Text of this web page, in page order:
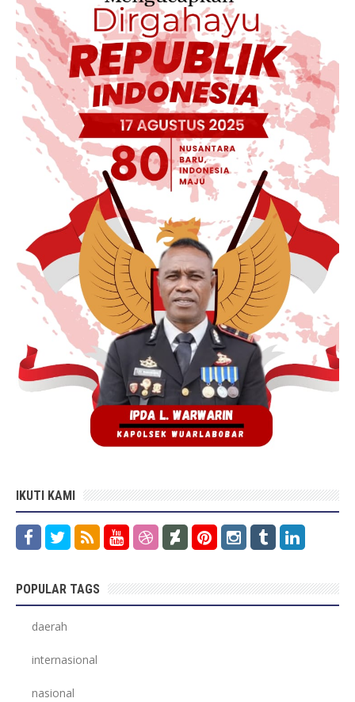
IKUTI KAMI
POPULAR TAGS
daerah
internasional
nasional